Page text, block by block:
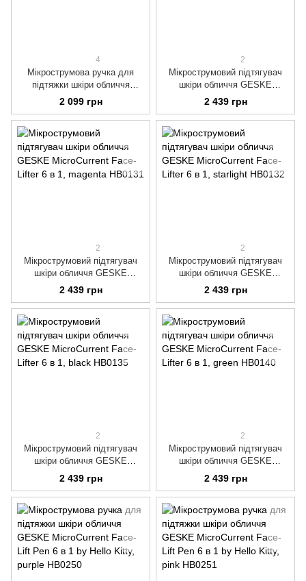
4
Мікрострумова ручка для
підтяжки шкіри обличчя
GESKE MicroCurrent Face-Lift
Pen 6 в 1, green
2 099 грн
2
Мікрострумовий підтягувач
шкіри обличчя GESKE
MicroCurrent Face-Lifter 6 в 1,
2 439 грн
2
Мікрострумовий підтягувач
шкіри обличчя GESKE
MicroCurrent Face-Lifter 6 в 1,
magenta
2 439 грн
2
Мікрострумовий підтягувач
шкіри обличчя GESKE
MicroCurrent Face-Lifter 6 в 1,
starlight
2 439 грн
2
Мікрострумовий підтягувач
шкіри обличчя GESKE
MicroCurrent Face-Lifter 6 в 1,
2 439 грн
2
Мікрострумовий підтягувач
шкіри обличчя GESKE
MicroCurrent Face-Lifter 6 в 1,
2 439 грн